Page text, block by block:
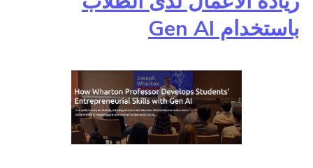
باستخدام Gen AI